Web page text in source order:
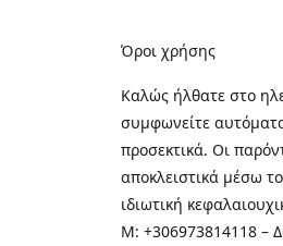
Όροι χρήσης
Καλώς ήλθατε στo
συμφωνείτε
προσεκτικά. Οι
αποκλειστικά μέσω
ιδιωτική
M: +306973814118 –